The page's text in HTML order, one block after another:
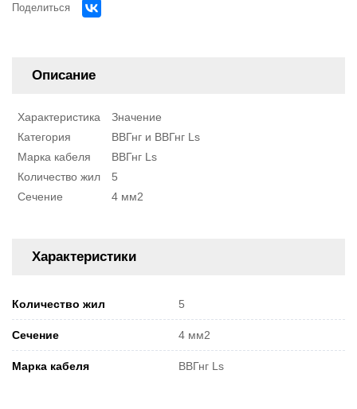
Поделиться
Описание
Характеристика
Значение
Категория
ВВГнг и ВВГнг Ls
Марка кабеля
ВВГнг Ls
Количество жил
5
Сечение
4 мм2
Характеристики
Количество жил 5
Сечение 4 мм2
Марка кабеля ВВГнг Ls